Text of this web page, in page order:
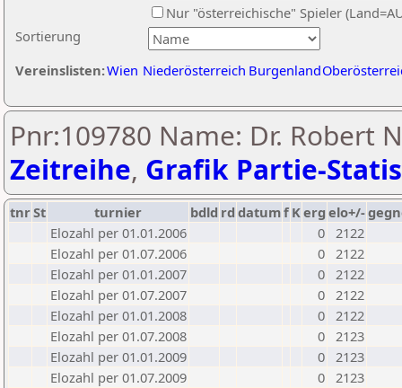
Sortierung
Nur "österreichische" Spieler
Vereinslisten:Wien Niederösterreich Burgenland
Pnr:109780 Name: Dr. Robert
Zeitreihe, Grafik Partie-
tnrSt turnier bdld rd datumf Kerg elo+/-
Elozahl per 01.01.2006
0 2122
Elozahl per 01.07.2006
0 2122
Elozahl per 01.01.2007
0 2122
Elozahl per 01.07.2007
0 2122
Elozahl per 01.01.2008
0 2122
Elozahl per 01.07.2008
0 2123
Elozahl per 01.01.2009
0 2123
Elozahl per 01.07.2009
0 2123